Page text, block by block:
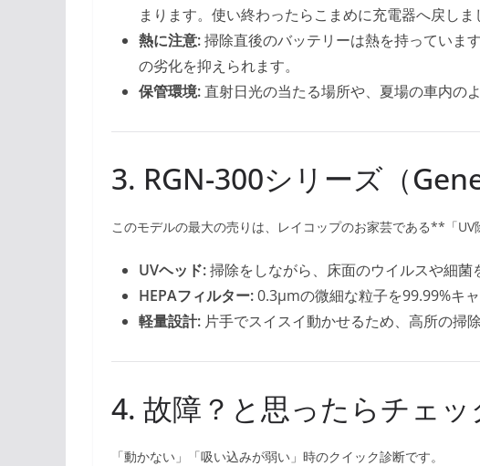
まります。使い終わったらこまめに充電器へ戻しま
熱に注意:掃除直後のバッテリーは熱を持っていま
の劣化を抑えられます。
保管環境: 直射日光の当たる場所や、夏場の車内の
3. RGN-300シリーズ（
このモデルの最大の売りは、レイコップのお家芸である**「UV
UVヘッド:掃除をしながら、床面のウイルスや細菌
HEPAフィルター:0.3μmの微細な粒子を99.99%キ
軽量設計: 片手でスイスイ動かせるため、高所の掃
4. 故障？と思ったらチェッ
「動かない」「吸い込みが弱い」時のクイック診断です。